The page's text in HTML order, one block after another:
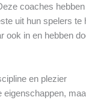
coaches
uit hun spelers
in en hebben
en plezier
eigenschappen,